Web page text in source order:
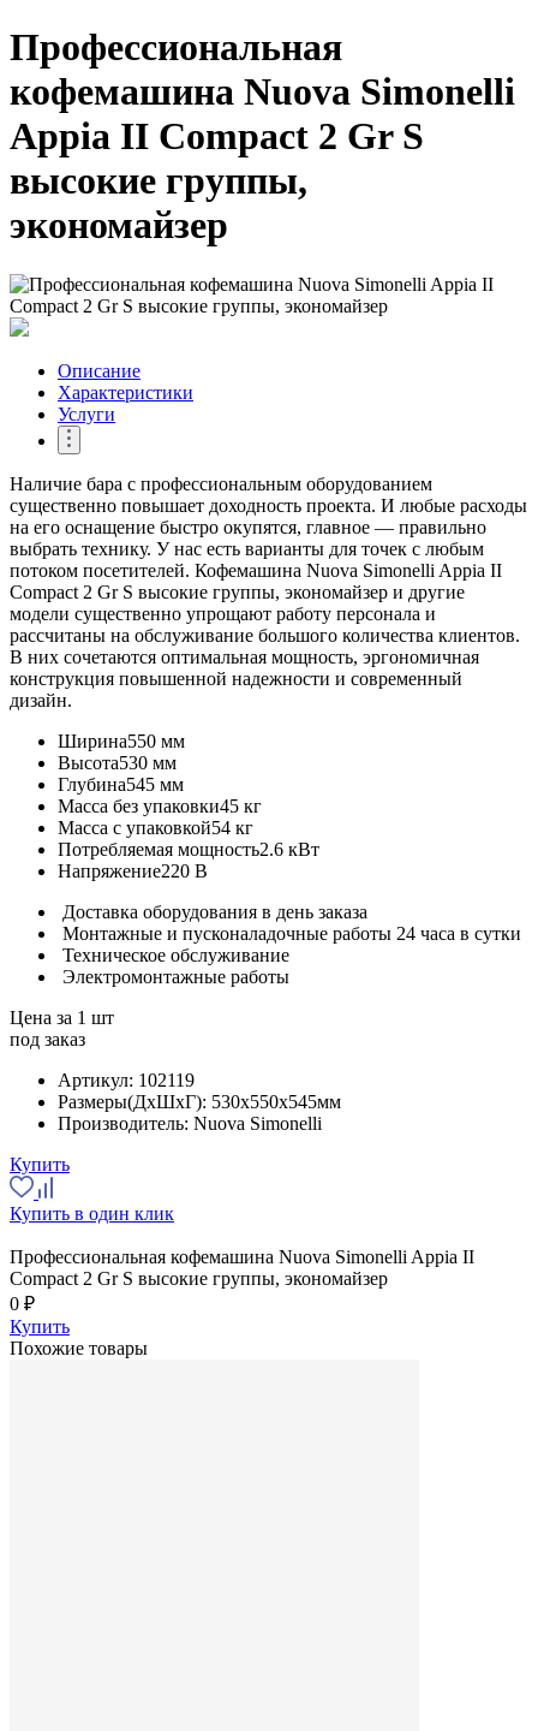
Профессиональная
кофемашина Nuova Simonelli
Appia II Compact 2 Gr S
высокие группы,
экономайзер
Описание
Характеристики
Услуги
Наличие бара с профессиональным оборудованием
существенно повышает доходность проекта. И любые расходы
на его оснащение быстро окупятся, главное — правильно
выбрать технику. У нас есть варианты для точек с любым
потоком посетителей. Кофемашина Nuova Simonelli Appia II
Compact 2 Gr S высокие группы, экономайзер и другие
модели существенно упрощают работу персонала и
рассчитаны на обслуживание большого количества клиентов.
В них сочетаются оптимальная мощность, эргономичная
конструкция повышенной надежности и современный
дизайн.
Ширина550 мм
Высота530 мм
Глубина545 мм
Масса без упаковки45 кг
Масса с упаковкой54 кг
Потребляемая мощность2.6 кВт
Напряжение220 В
Доставка оборудования в день заказа
Монтажные и пусконаладочные работы 24 часа в сутки
Техническое обслуживание
Электромонтажные работы
Цена за 1 шт
под заказ
Артикул: 102119
Размеры(ДхШхГ): 530x550x545мм
Производитель: Nuova Simonelli
Купить
Купить в один клик
Профессиональная кофемашина Nuova Simonelli Appia II
Compact 2 Gr S высокие группы, экономайзер
0 ₽
Купить
Похожие товары